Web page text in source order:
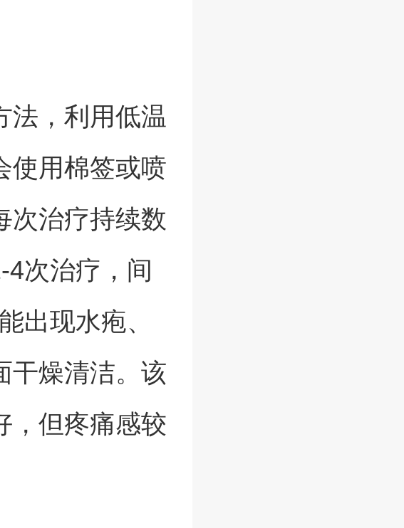
法，利用低温
使用棉签或喷
次治疗持续数
次治疗，间
出现水疱、
干燥清洁。该
，但疼痛感较